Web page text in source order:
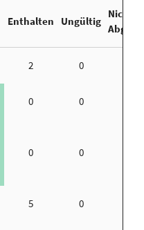
Enthalten Ungültig
Nicht
2 0
0 0
0 0
5 0